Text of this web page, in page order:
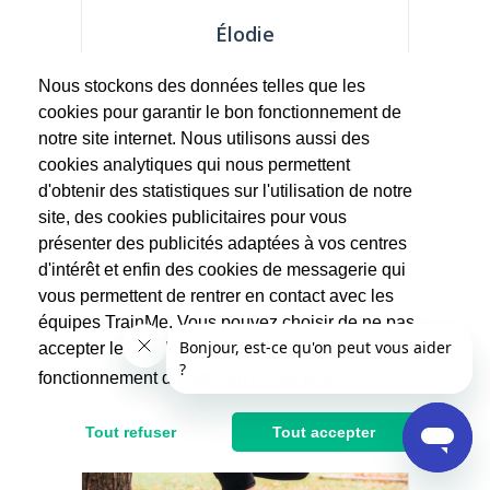
Élodie
J'ai découvert le yoga comme on rencontre
un amour de jeunesse ! C'est fort...
55€
Nous stockons des données telles que les
cookies pour garantir le bon fonctionnement de
notre site internet. Nous utilisons aussi des
cookies analytiques qui nous permettent
d'obtenir des statistiques sur l'utilisation de notre
site, des cookies publicitaires pour vous
présenter des publicités adaptées à vos centres
d'intérêt et enfin des cookies de messagerie qui
vous permettent de rentrer en contact avec les
équipes TrainMe. Vous pouvez choisir de ne pas
accepter les cookies non indispensables au
fonctionnement du site.
Tout refuser Tout accepter